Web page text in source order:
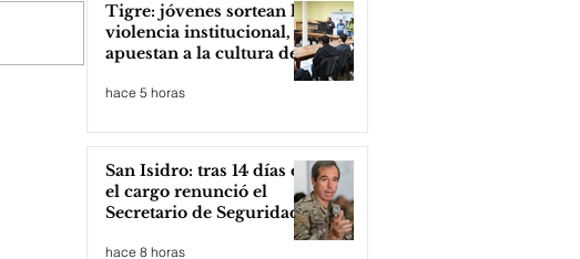
Tigre: jóvenes sortean la
violencia institucional,
apuestan a la cultura del
hace 5 horas
San Isidro: tras 14 días en
el cargo renunció el
Secretario de Seguridad
hace 8 horas